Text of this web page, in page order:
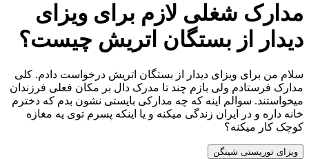
شغلی لازم برای ویزای
از بستگان اتریش چیست؟
ویزای دیدار از بستگان اتریش درخواست دادم. کلی
ولی بازم چند تا مدرک دال بر مکان فعلی فرزندان
سوالم اینه که چه مدارکی بایستی نشون بدم که دخترم
در ایران زندگی میکنه و یا اینکه پسرم توی یه مغازه
شینگن